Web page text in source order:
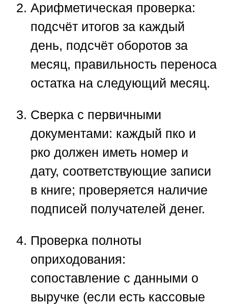
Арифметическая проверка:
подсчёт итогов за каждый
день, подсчёт оборотов за
месяц, правильность переноса
остатка на следующий месяц.
Сверка с первичными
документами: каждый пко и
рко должен иметь номер и
дату, соответствующие записи
в книге; проверяется наличие
подписей получателей денег.
Проверка полноты
оприходования:
сопоставление с данными о
выручке (если есть кассовые